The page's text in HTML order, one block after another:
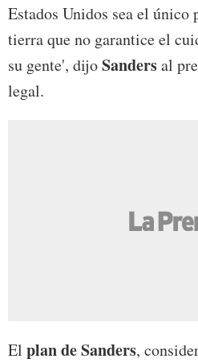
Estados Unidos sea el
tierra que no garantice el
su gente', dijoSandersal
legal.
El plan de Sanders,